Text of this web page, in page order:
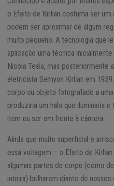
o Efeito de Kirlian costuma ser
podem ser aproximar de algum
muito pequeno. A tecnologia que
aplicação uma técnica
Nicola Tesla, mas posteriormente
eletricista Semyon Kirlian em
corpo ou objeto fotografado a
produziria um halo que iluminaria e
item ou ser em frente à câmera.
Ainda que muito superficial e
essa voltagem – o Efeito de
algumas partes do corpo (como
inteira) brilharem diante de nossos